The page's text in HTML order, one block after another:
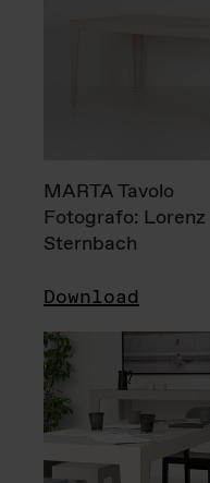
MARTA Tavolo
Fotografo: Lorenz
Sternbach
Download